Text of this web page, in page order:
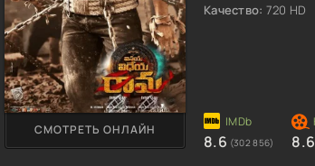
Качество: 720 HD
СМОТРЕТЬ ОНЛАЙН
8.6 (302 856) 8.6